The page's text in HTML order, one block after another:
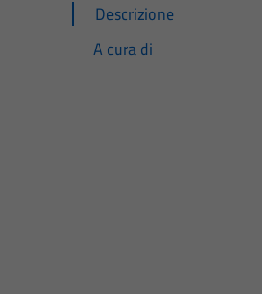
Descrizione
A cura di